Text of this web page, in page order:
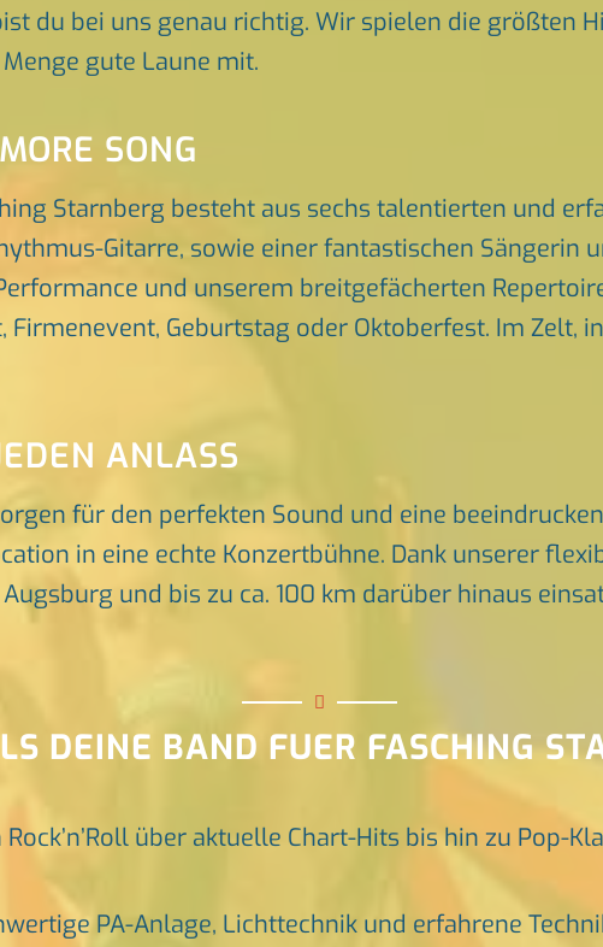
du bei uns genau richtig. Wir spielen die größten
gute Laune mit.
SONG
Starnberg besteht aus sechs talentierten und
Gitarre, sowie einer fantastischen Sängerin
und unserem breitgefächerten
Firmenevent, Geburtstag oder Oktoberfest. Im Zelt,
ANLASS
für den perfekten Sound und eine
in eine echte Konzertbühne. Dank unserer
und bis zu ca. 100 km darüber hinaus
DEINE BAND FUER FASCHING
Rock’n’Roll über aktuelle Chart-Hits bis hin zu Pop-
PA-Anlage, Lichttechnik und erfahrene